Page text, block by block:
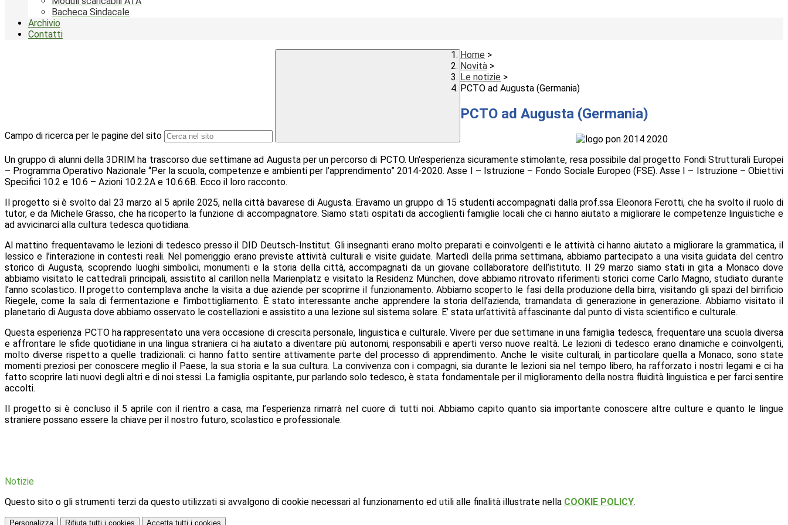
Bacheca Sindacale
Archivio
Contatti
Campo di ricerca per le pagine del sito
Home >
Novità >
Le notizie >
PCTO ad Augusta (Germania)
PCTO ad Augusta (Germania)
Un gruppo di alunni della 3DRIM ha trascorso due settimane ad Augusta per un percorso di PCTO. Un'esperienza sicuramente stimolante, resa possibile dal progetto Fondi Strutturali Europei
– Programma Operativo Nazionale “Per la scuola, competenze e ambienti per l’apprendimento” 2014-2020. Asse I – Istruzione – Fondo Sociale Europeo (FSE). Asse I – Istruzione – Obiettivi
Specifici 10.2 e 10.6 – Azioni 10.2.2A e 10.6.6B. Ecco il loro racconto.
Il progetto si è svoltodal 23 marzo al 5 aprile 2025, nella città bavarese di Augusta. Eravamo un gruppo di 15 studenti accompagnati dalla prof.ssa Eleonora Ferotti, che ha svolto il ruolo di
tutor, e da Michele Grasso, che ha ricoperto la funzione di accompagnatore.Siamo stati ospitati da accoglienti famiglie locali che ci hanno aiutato a migliorare le competenze linguistiche e
ad avvicinarci alla cultura tedesca quotidiana.
Al mattino frequentavamo le lezioni di tedesco presso il DID Deutsch-Institut. Gli insegnanti erano molto preparati e coinvolgenti e le attività ci hanno aiutato a migliorare la grammatica, il
lessico e l’interazione in contesti reali. Nel pomeriggio erano previste attività culturali e visite guidate. Martedì della prima settimana, abbiamo partecipato a una visita guidata del centro
storico di Augusta, scoprendo luoghi simbolici, monumenti e la storia della città, accompagnati da un giovane collaboratore dell’istituto. Il 29 marzo siamo stati in gita a Monaco dove
abbiamo visitato le cattedrali principali, assistito al carillon nella Marienplatz e visitato la Residenz München, dove abbiamo ritrovato riferimenti storici come Carlo Magno, studiato durante
l’anno scolastico. Il progetto contemplava anche la visita a due aziende per scoprirne il funzionamento. Abbiamo scoperto le fasi della produzione della birra, visitando gli spazi del birrificio
Riegele, come la sala di fermentazione e l’imbottigliamento. È stato interessante anche apprendere la storia dell’azienda, tramandata di generazione in generazione. Abbiamo visitato il
planetario di Augusta dove abbiamo osservato le costellazioni e assistito a una lezione sul sistema solare. E’ stata un’attività affascinante dal punto di vista scientifico e culturale.
Questa esperienza PCTO ha rappresentato una vera occasione di crescita personale, linguistica e culturale. Vivere per due settimane in una famiglia tedesca, frequentare una scuola diversa
e affrontare le sfide quotidiane in una lingua straniera ci ha aiutato a diventarepiù autonomi, responsabili e aperti verso nuove realtà. Le lezioni di tedesco erano dinamiche e coinvolgenti,
molto diverse rispetto a quelle tradizionali: ci hanno fatto sentire attivamente parte del processo di apprendimento. Anche le visite culturali, in particolare quella a Monaco, sono state
momenti preziosi per conoscere meglio il Paese, la sua storia e la sua cultura. La convivenza con i compagni, sia durante le lezioni sia nel tempo libero, ha rafforzato i nostri legami e ci ha
fatto scoprire lati nuovi degli altri e di noi stessi. La famiglia ospitante, pur parlando solo tedesco, è stata fondamentale per il miglioramento della nostra fluidità linguistica e per farci sentire
accolti.
Il progetto si è concluso il 5 aprile con il rientro a casa, ma l’esperienza rimarrà nel cuore di tutti noi. Abbiamo capito quanto sia importante conoscere altre culture e quanto le lingue
straniere possano essere la chiave per il nostro futuro, scolastico e professionale.
Notizie
Questo sito o gli strumenti terzi da questo utilizzati si avvalgono di cookie necessari al funzionamento ed utili alle finalità illustrate nella COOKIE POLICY.
Personalizza Rifiuta tutti i cookies Accetta tutti i cookies